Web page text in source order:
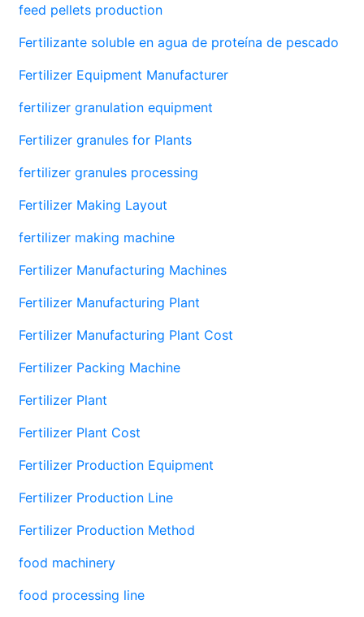
feed pellets production
Fertilizante soluble en agua de proteína de pescado
Fertilizer Equipment Manufacturer
fertilizer granulation equipment
Fertilizer granules for Plants
fertilizer granules processing
Fertilizer Making Layout
fertilizer making machine
Fertilizer Manufacturing Machines
Fertilizer Manufacturing Plant
Fertilizer Manufacturing Plant Cost
Fertilizer Packing Machine
Fertilizer Plant
Fertilizer Plant Cost
Fertilizer Production Equipment
Fertilizer Production Line
Fertilizer Production Method
food machinery
food processing line